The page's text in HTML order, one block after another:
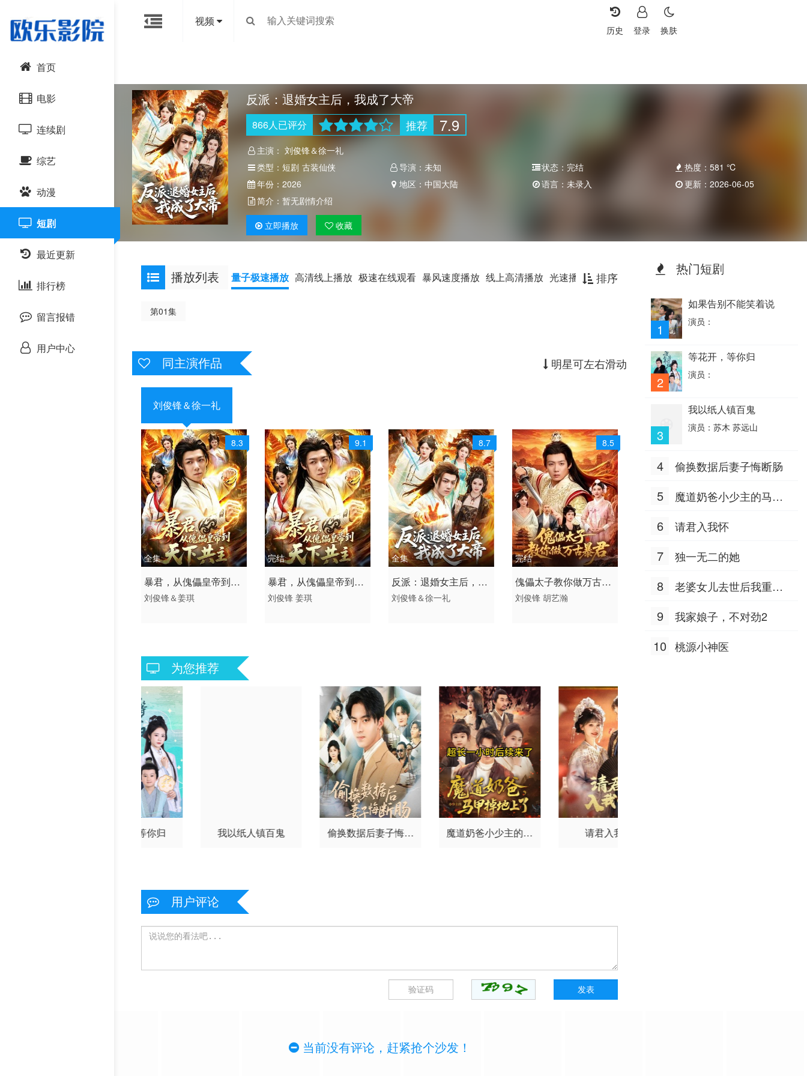
视频
换肤
登录
历史
首页
电影
动作片
喜剧片
爱情片
科幻片
恐怖片
剧情片
战争片
悬疑片
连续剧
国产剧
港台剧
日韩剧
欧美剧
泰国剧
综艺
大陆综艺
日韩综艺
港台综艺
欧美综艺
动漫
国产动漫
日韩动漫
欧美动漫
短剧
最近更新
排行榜
留言报错
用户中心
反派：退婚女主后，我成了大帝
866人已评分 推荐 7.9
主演： 刘俊锋＆徐一礼
类型： 短剧 古装仙侠 导演：未知 状态： 完结 热度： 581 ℃
年份： 2026 地区：中国大陆 语言：未录入 更新： 2026-06-05
简介： 暂无剧情介绍
立即播放 收藏
播放列表 排序
量子极速播放 高清线上播放 极速在线观看 暴风速度播放 线上高清播放 光速播放
第01集
同主演作品 明星可左右滑动
刘俊锋＆徐一礼
8.3
全集
2026 / 中国大陆 /
短剧 古装仙侠 国产
暴君，从傀儡皇帝到天
下共主
刘俊锋＆姜琪
9.1
完结
2026 / 中国大陆 / 普通话
短剧
暴君，从傀儡皇帝到天
下共主
刘俊锋 姜琪
8.7
全集
2026 / 中国大陆 /
短剧 古装仙侠 国产
反派：退婚女主后，我
成了大帝
刘俊锋＆徐一礼
8.5
完结
2026 / 中国大陆 / 普通话
短剧
傀儡太子教你做万古暴
君
刘俊锋 胡艺瀚
为您推荐
等花开，等你归 我以纸人镇百鬼
偷换数据后妻子悔断
魔道奶爸小少主的马
请君入我怀
用户评论
当前没有评论，赶紧抢个沙发！
热门短剧
1
如果告别不能笑着说
演员：
2
等花开，等你归
演员：
3
我以纸人镇百鬼
演员：苏木 苏远山
4 偷换数据后妻子悔断肠
5
魔道奶爸小少主的马甲
6 请君入我怀
7 独一无二的她
8
老婆女儿去世后我重生
9 我家娘子，不对劲2
10 桃源小神医